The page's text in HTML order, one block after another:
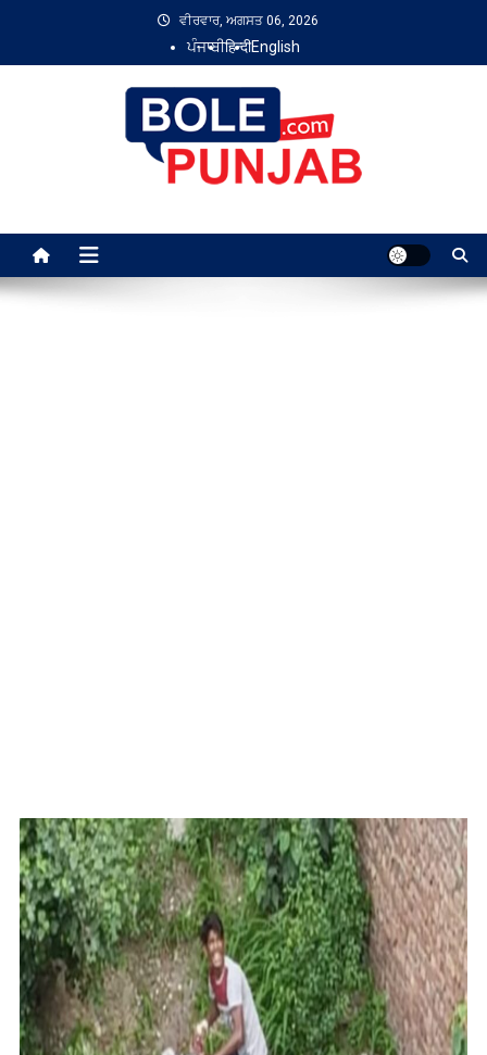
content
ਵੀਰਵਾਰ, ਅਗਸਤ 06, 2026
ਪੰਜਾਬੀहिन्दीEnglish